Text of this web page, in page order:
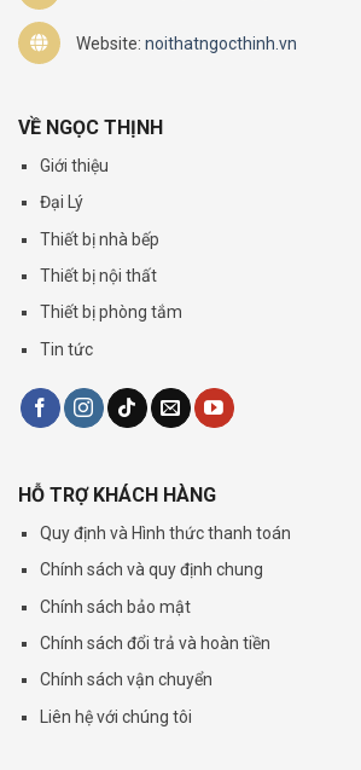
Website: noithatngocthinh.vn
VỀ NGỌC THỊNH
Giới thiệu
Đại Lý
Thiết bị nhà bếp
Thiết bị nội thất
Thiết bị phòng tắm
Tin tức
HỖ TRỢ KHÁCH HÀNG
Quy định và Hình thức thanh toán
Chính sách và quy định chung
Chính sách bảo mật
Chính sách đổi trả và hoàn tiền
Chính sách vận chuyển
Liên hệ với chúng tôi